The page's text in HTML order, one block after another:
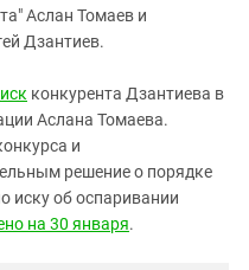
Аслан Томаев и
Дзантиев.
конкурента Дзантиева в
Аслана Томаева.
и
решение о порядке
иску об оспаривании
на 30 января.